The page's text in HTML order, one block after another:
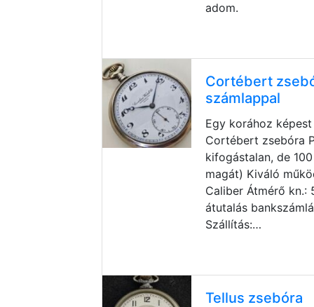
adom.
Cortébert
számlappal
Egy korához
Cortébert zsebóra
kifogástalan, de
magát) Kiváló
Caliber Átmérő kn.:
átutalás
Szállítás:…
Tellus zsebóra